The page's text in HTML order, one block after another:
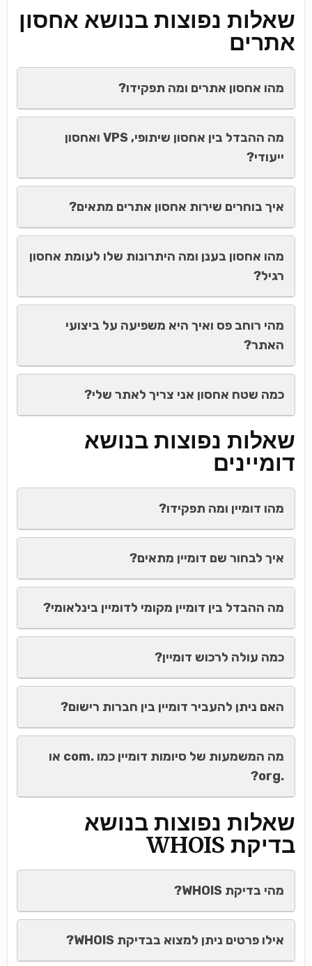
שאלות נפוצות בנושא אחסון
אתרים
מהו אחסון אתרים ומה תפקידו?
מה ההבדל בין אחסון שיתופי, VPS ואחסון
ייעודי?
איך בוחרים שירות אחסון אתרים מתאים?
מהו אחסון בענן ומה היתרונות שלו לעומת אחסון
רגיל?
מהי רוחב פס ואיך היא משפיעה על ביצועי
האתר?
כמה שטח אחסון אני צריך לאתר שלי?
שאלות נפוצות בנושא
דומיינים
מהו דומיין ומה תפקידו?
איך לבחור שם דומיין מתאים?
מה ההבדל בין דומיין מקומי לדומיין בינלאומי?
כמה עולה לרכוש דומיין?
האם ניתן להעביר דומיין בין חברות רישום?
מה המשמעות של סיומות דומיין כמו .com או
.org?
שאלות נפוצות בנושא
בדיקת WHOIS
מהי בדיקת WHOIS?
אילו פרטים ניתן למצוא בבדיקת WHOIS?